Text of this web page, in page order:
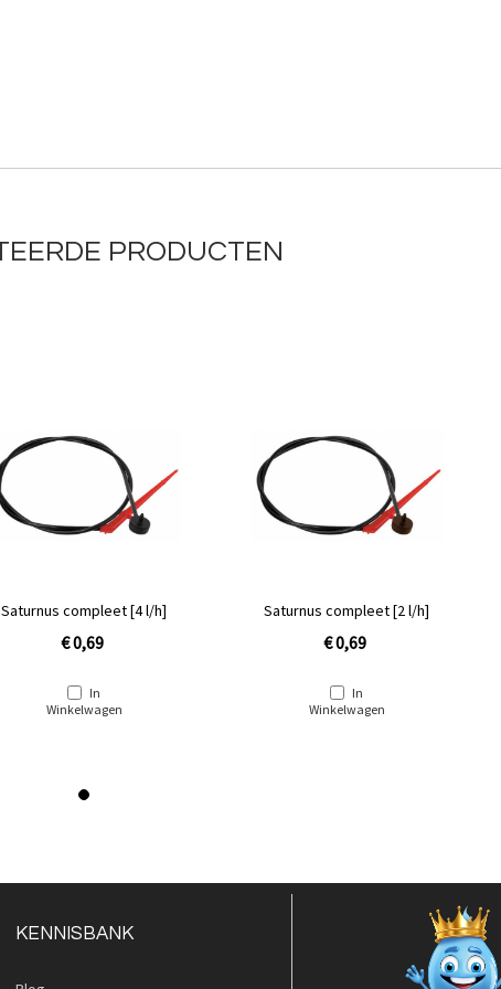
PRODUCTEN
Saturnus compleet [4 l/h]
€ 0,69
In
Winkelwagen
Saturnus compleet [2 l/h]
€ 0,69
In
Winkelwagen
KENNISBANK